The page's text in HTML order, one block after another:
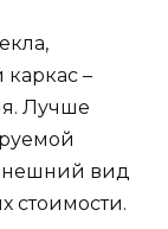
–
Лучше
вид
стоимости.